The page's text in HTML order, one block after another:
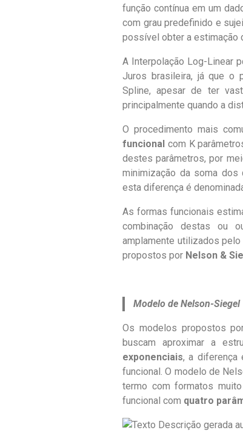
função contínua em um
com grau predefinido e
possível obter a estimação
A Interpolação Log-Linear
Juros brasileira, já que o
Spline, apesar de ter
principalmente quando a
O procedimento mais
funcional com K
destes parâmetros, por
minimização da soma
esta diferença é
As formas funcionais
combinação destas ou
amplamente utilizados
propostos por Nelson &
Modelo de Nelson-Siegel
Os modelos propostos
buscam aproximar a
exponenciais, a
funcional. O modelo de
termo com formatos
funcional com quatro